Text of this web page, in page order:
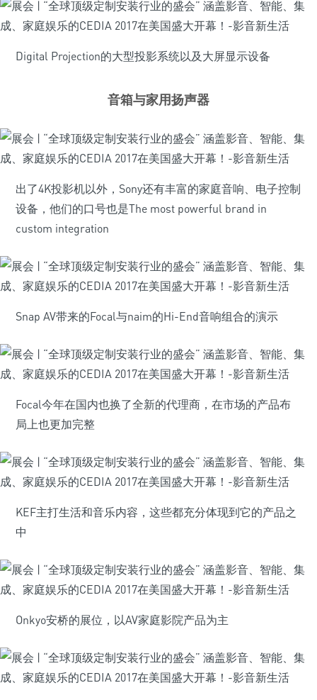
Digital Projection的大型投影系统以及大屏显示设备
音箱与家用扬声器
出了4K投影机以外，Sony还有丰富的家庭音响、电子控制
设备，他们的口号也是The most powerful brand in
custom integration
Snap AV带来的Focal与naim的Hi-End音响组合的演示
Focal今年在国内也换了全新的代理商，在市场的产品布
局上也更加完整
KEF主打生活和音乐内容，这些都充分体现到它的产品之
中
Onkyo安桥的展位，以AV家庭影院产品为主